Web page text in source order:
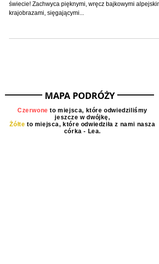
Szwajcaria jest jednym z najpiękniejszych krajów na
MAPA PODRÓŻY
Czerwoneto miejsca, które odwiedziliśmy
jeszcze w dwójkę,